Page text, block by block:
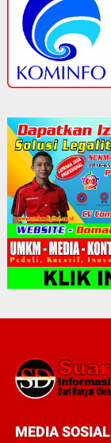
MEDIA SOSIAL